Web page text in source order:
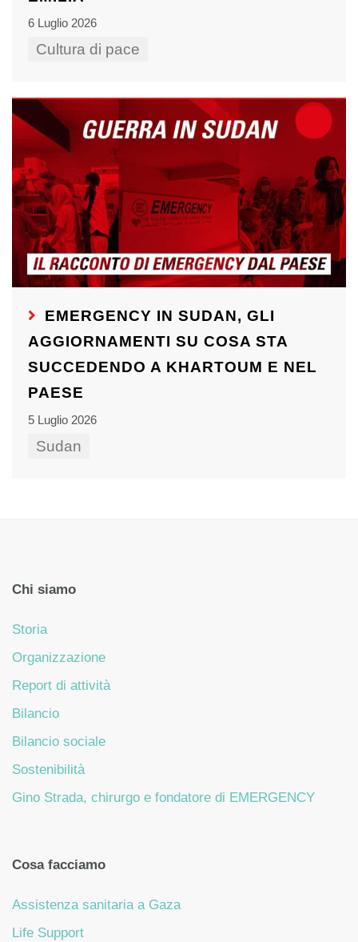
6 Luglio 2026
Cultura di pace
EMERGENCY IN SUDAN, GLI
AGGIORNAMENTI SU COSA STA
SUCCEDENDO A KHARTOUM E NEL
PAESE
5 Luglio 2026
Sudan
Chi siamo
Storia
Organizzazione
Report di attività
Bilancio
Bilancio sociale
Sostenibilità
Gino Strada, chirurgo e fondatore di EMERGENCY
Cosa facciamo
Assistenza sanitaria a Gaza
Life Support